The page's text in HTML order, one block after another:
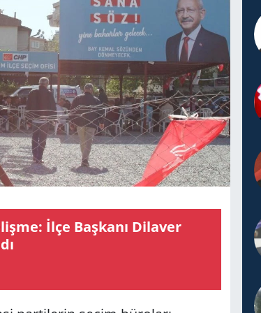
İlçe Baş­ka­nı Di­la­ver